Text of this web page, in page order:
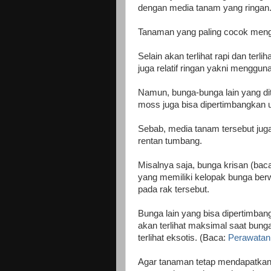
dengan media tanam yang ringan.
Tanaman yang paling cocok
Selain akan terlihat rapi dan
juga relatif ringan yakni
Namun, bunga-bunga lain yang
moss juga bisa dipertimbangkan
Sebab, media tanam tersebut
rentan tumbang.
Misalnya saja, bunga krisan
yang memiliki kelopak bunga
pada rak tersebut.
Bunga lain yang bisa
akan terlihat maksimal saat
terlihat eksotis. (Baca:
Agar tanaman tetap